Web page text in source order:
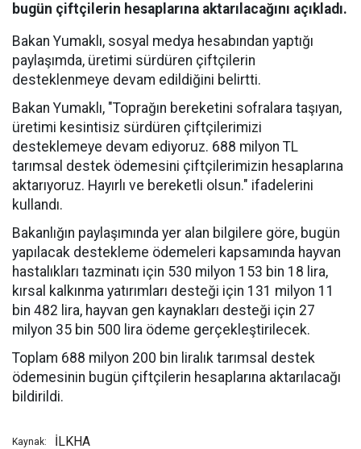
bugün çiftçilerin hesaplarına aktarılacağını açıkladı.
Bakan Yumaklı, sosyal medya hesabından yaptığı
paylaşımda, üretimi sürdüren çiftçilerin
desteklenmeye devam edildiğini belirtti.
Bakan Yumaklı, "Toprağın bereketini sofralara taşıyan,
üretimi kesintisiz sürdüren çiftçilerimizi
desteklemeye devam ediyoruz. 688 milyon TL
tarımsal destek ödemesini çiftçilerimizin hesaplarına
aktarıyoruz. Hayırlı ve bereketli olsun." ifadelerini
kullandı.
Bakanlığın paylaşımında yer alan bilgilere göre, bugün
yapılacak destekleme ödemeleri kapsamında hayvan
hastalıkları tazminatı için 530 milyon 153 bin 18 lira,
kırsal kalkınma yatırımları desteği için 131 milyon 11
bin 482 lira, hayvan gen kaynakları desteği için 27
milyon 35 bin 500 lira ödeme gerçekleştirilecek.
Toplam 688 milyon 200 bin liralık tarımsal destek
ödemesinin bugün çiftçilerin hesaplarına aktarılacağı
bildirildi.
Kaynak: İLKHA